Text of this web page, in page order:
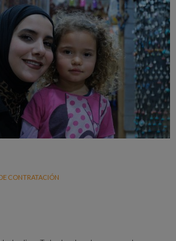
CONTRATACIÓN